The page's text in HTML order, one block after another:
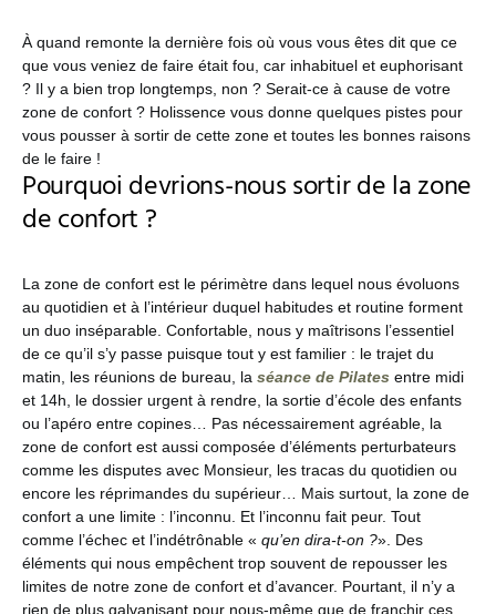
À quand remonte la dernière fois où vous vous êtes dit que ce
que vous veniez de faire était fou, car inhabituel et euphorisant
? Il y a bien trop longtemps, non ? Serait-ce à cause de votre
zone de confort ? Holissence vous donne quelques pistes pour
vous pousser à sortir de cette zone et toutes les bonnes raisons
de le faire !
Pourquoi devrions-nous sortir de la zone
de confort ?
La zone de confort est le périmètre dans lequel nous évoluons
au quotidien et à l’intérieur duquel habitudes et routine forment
un duo inséparable. Confortable, nous y maîtrisons l’essentiel
de ce qu’il s’y passe puisque tout y est familier : le trajet du
matin, les réunions de bureau, la séance de Pilates entre midi
et 14h, le dossier urgent à rendre, la sortie d’école des enfants
ou l’apéro entre copines… Pas nécessairement agréable, la
zone de confort est aussi composée d’éléments perturbateurs
comme les disputes avec Monsieur, les tracas du quotidien ou
encore les réprimandes du supérieur… Mais surtout, la zone de
confort a une limite : l’inconnu. Et l’inconnu fait peur. Tout
comme l’échec et l’indétrônable « qu’en dira-t-on ?». Des
éléments qui nous empêchent trop souvent de repousser les
limites de notre zone de confort et d’avancer. Pourtant, il n’y a
rien de plus galvanisant pour nous-même que de franchir ces